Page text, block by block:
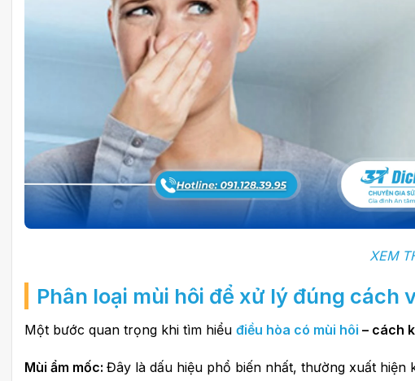
XEM
Phân loại mùi hôi để xử lý đúng cách
Một bước quan trọng khi tìm hiểu điều hòa có mùi hôi – cách
Mùi ẩm mốc: Đây là dấu hiệu phổ biến nhất, thường xuất hiện